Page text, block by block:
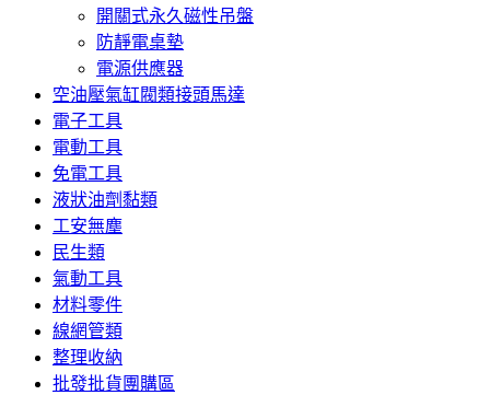
開關式永久磁性吊盤
防靜電桌墊
電源供應器
空油壓氣缸閥類接頭馬達
電子工具
電動工具
免電工具
液狀油劑黏類
工安無塵
民生類
氣動工具
材料零件
線網管類
整理收納
批發批貨團購區